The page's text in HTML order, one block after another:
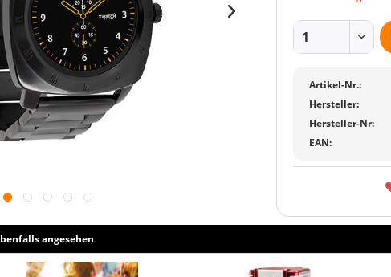
Artikel-Nr.:
Hersteller:
Hersteller-Nr:
EAN:
angesehen